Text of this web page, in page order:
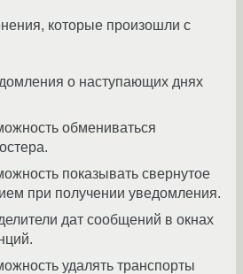
которые произошли с
о наступающих днях
обмениваться
показывать свернутое
при получении уведомления.
дат сообщений в окнах
удалять транспорты